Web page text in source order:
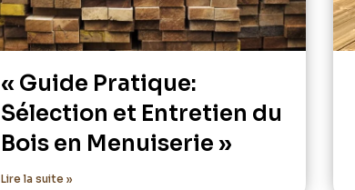
« Guide Pratique:
Sélection et Entretien du
Bois en Menuiserie »
Lire la suite »